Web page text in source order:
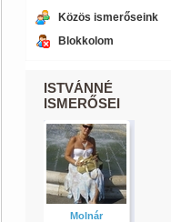
Közös ismerőseink
Blokkolom
ISTVÁNNÉ
ISMERŐSEI
Molnár